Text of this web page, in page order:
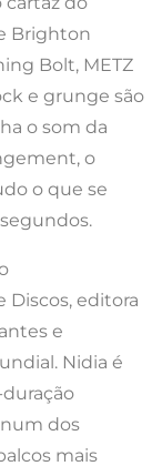
Brighton
Bolt, METZ
e grunge são
o som da
o
o que se
Discos, editora
e
Nidia é
num dos
mais